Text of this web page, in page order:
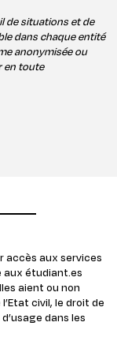
de situations et de
dans chaque entité
anonymisée ou
en toute
accès aux services
aux étudiant.es
aient ou non
civil, le droit de
dans les